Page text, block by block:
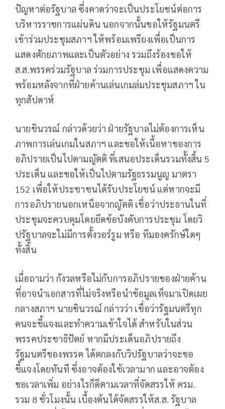
ปัญหาต่อรัฐบาล ซึ่งคาดว่าจะเป็นประโยชน์ต่อการ
บริหารราชการแผ่นดิน นอกจากนั้นขอให้รัฐมนตรี
เข้าร่วมประชุมสภาฯ ให้พร้อมเพรียงเพื่อเป็นการ
แสดงศักยภาพและเป็นตัวอย่าง รวมถึงร้องขอให้
ส.ส.พรรคร่วมรัฐบาล ร่วมการประชุม เพื่อแสดงความ
พร้อมหลังจากที่ฝ่ายค้านเล่นเกมล่มประชุมสภาฯ ใน
ทุกสัปดาห์
นายชินวรณ์ กล่าวด้วยว่า ฝ่ายรัฐบาลไม่ต้องการเห็น
ภาพการเล่นเกมในสภาฯ และขอให้เนื้อหาของการ
อภิปรายเป็นไปตามญัตติ ที่เสนอประเด็นรวมทั้งสิ้น 5
ประเด็น และขอให้เป็นไปตามรัฐธรรมนูญ มาตรา
152 เพื่อให้ประชาชนได้รับประโยชน์ แต่หากจะมี
การอภิปรายนอกเหนือจากญัตติ เชื่อว่าประธานในที่
ประชุมจะควบคุมโดยยึดข้อบังคับการประชุม โดยวิ
ปรัฐบาลจะไม่มีการตั้งวอร์รูม หรือ ทีมองครักษ์ใดๆ
ทั้งสิ้น
เมื่อถามว่า กังวลหรือไม่กับการอภิปรายของฝ่ายค้าน
ที่อาจนำเอกสารที่ไม่จริงหรือนำข้อมูลเท็จมาเปิดเผย
กลางสภาฯ นายชินวรณ์ กล่าวว่า เชื่อว่ารัฐมนตรีทุก
คนจะชี้แจงและทำความเข้าใจได้ สำหรับในส่วน
พรรคประชาธิปัตย์ หากมีประเด็นอภิปรายถึง
รัฐมนตรีของพรรค ได้ตกลงกับวิปรัฐบาลว่าจะขอ
ชี้แจงโดยทันที ซึ่งอาจต้องใช้เวลามาก และอาจต้อง
ขอเวลาเพิ่ม อย่างไรก็ดีตามเวลาที่จัดสรรให้ ครม.
รวม 8 ชั่วโมงนั้น เบื้องต้นได้จัดสรรให้ส.ส. รัฐบาล